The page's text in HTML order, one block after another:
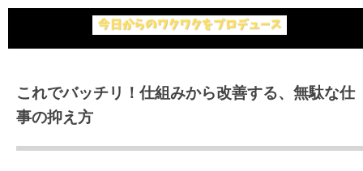
これでバッチリ！仕組みから改善する、無駄な仕
事の抑え方